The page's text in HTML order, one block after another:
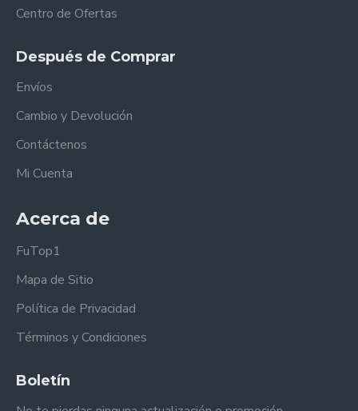
Centro de Ofertas
Después de Comprar
Envíos
Cambio y Devolución
Contáctenos
Mi Cuenta
Acerca de
FuTop1
Mapa de Sitio
Política de Privacidad
Términos y Condiciones
Boletín